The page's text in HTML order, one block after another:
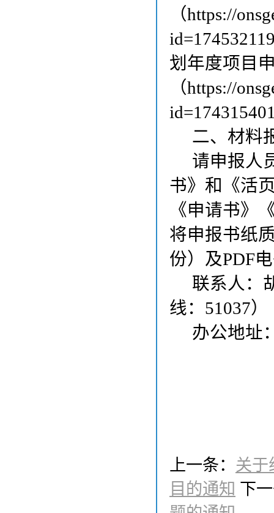
（https://
划年度项目
（https://
二、材料
请申报人
书》和《活
《申请书》
将申报书纸
份）及PDF
联系人：
线：51037）
办公地址
上一条： 关于
目的通知 下